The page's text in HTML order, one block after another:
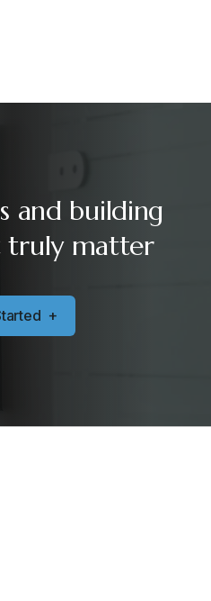
and building
truly matter
tarted +